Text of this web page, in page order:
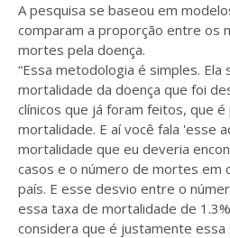
A pesquisa se baseou em
comparam a proporção entre os
mortes pela doença.
“Essa metodologia é simples.
mortalidade da doença que foi
clínicos que já foram feitos, que
mortalidade. E aí você fala 'esse
mortalidade que eu deveria
casos e o número de mortes em
país. E esse desvio entre o
essa taxa de mortalidade de
considera que é justamente